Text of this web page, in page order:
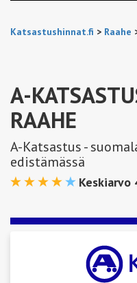
Katsastushinnat.fi > Raahe
A-
RAAHE
A-Katsastus -
edistämässä
Keskiarvo